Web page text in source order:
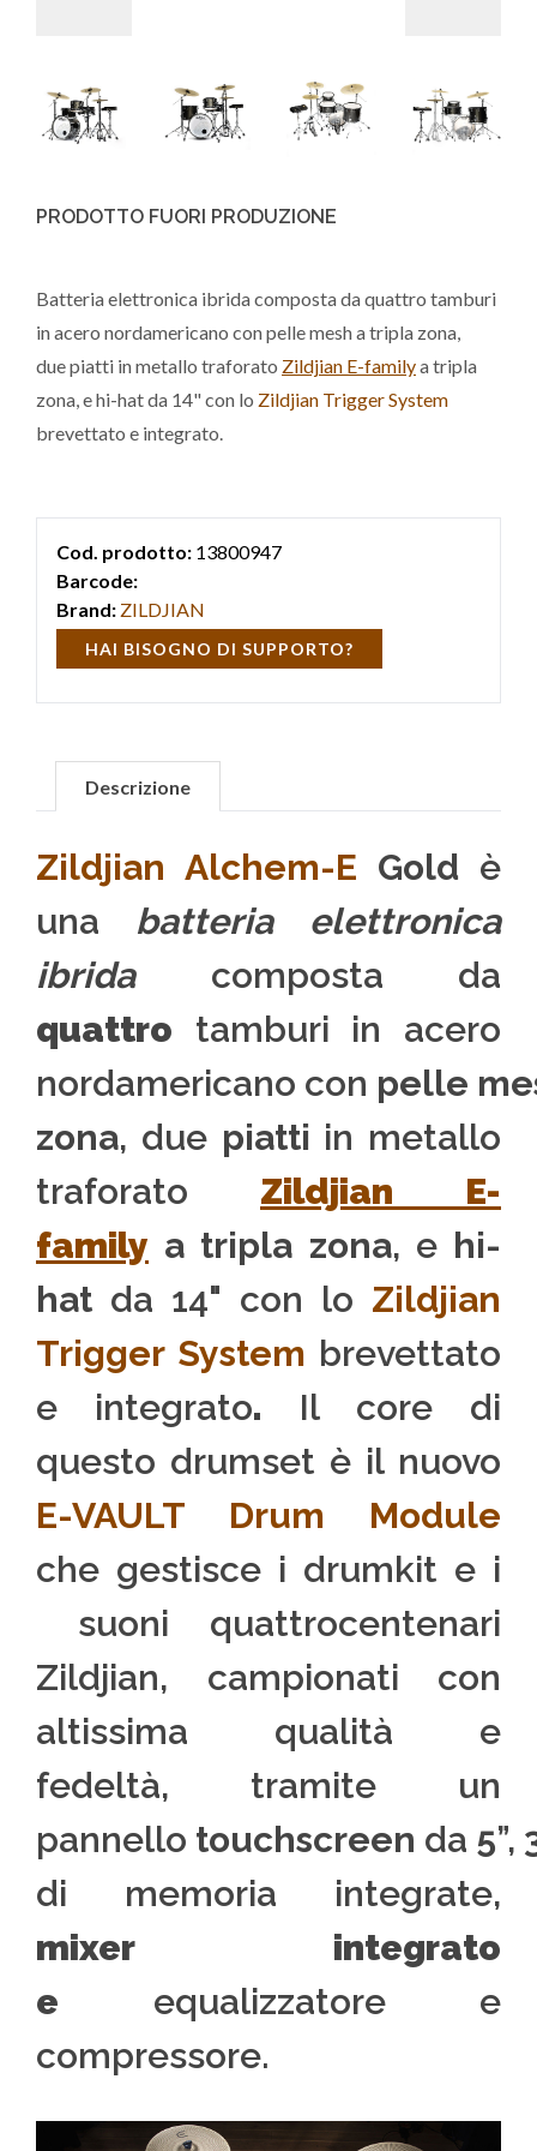
PRODOTTO FUORI PRODUZIONE
Batteria elettronica ibrida composta da quattro tamburi
in acero nordamericano con pelle mesh a tripla zona,
due piatti in metallo traforato Zildjian E-familya tripla
zona, e hi-hat da 14" con lo Zildjian Trigger System
brevettato e integrato.
Cod. prodotto: 13800947
Barcode:
Brand: ZILDJIAN
HAI BISOGNO DI SUPPORTO?
Descrizione
Zildjian Alchem-E Gold è
una batteria elettronica
ibridacomposta da
quattro tamburi in acero
nordamericano con pelle
zona, due piatti in metallo
traforato Zildjian E-
family a tripla zona, e hi-
hat da 14" con lo Zildjian
Trigger System brevettato
e integrato. Il core di
questo drumset è il nuovo
E-VAULT Drum Module
che gestisce i drumkit e i
suoni quattrocentenari
Zildjian, campionati con
altissima qualità e
fedeltà, tramite un
pannello touchscreen da 5”,
di memoria integrate,
mixer integrato
e equalizzatore e
compressore.